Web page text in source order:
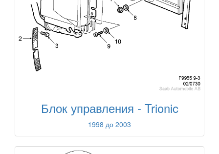
Блок управления - Trionic
1998 до 2003